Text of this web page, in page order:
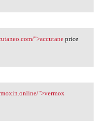
">accutaneprice
">vermox